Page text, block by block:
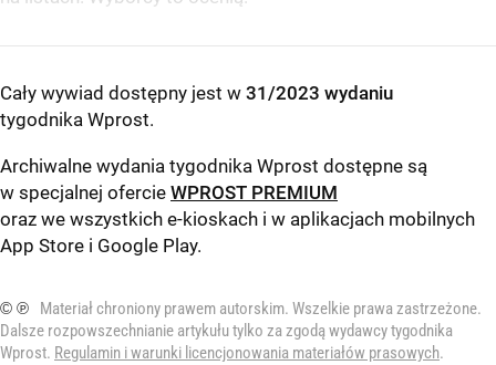
Cały wywiad dostępny jest w 31/2023 wydaniu
tygodnika Wprost.
Archiwalne wydania tygodnika Wprost dostępne są
w specjalnej ofercie WPROST PREMIUM
oraz we wszystkich e-kioskach i w aplikacjach mobilnych
App Store i Google Play.
© ℗
Materiał chroniony prawem autorskim. Wszelkie prawa zastrzeżone.
Dalsze rozpowszechnianie artykułu tylko za zgodą wydawcy tygodnika
Wprost. Regulamin i warunki licencjonowania materiałów prasowych.